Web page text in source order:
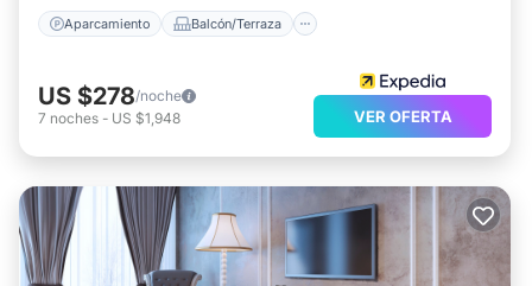
Aparcamiento Balcón/Terraza
US $278/noche
7 noches - US $1,948 VER OFERTA